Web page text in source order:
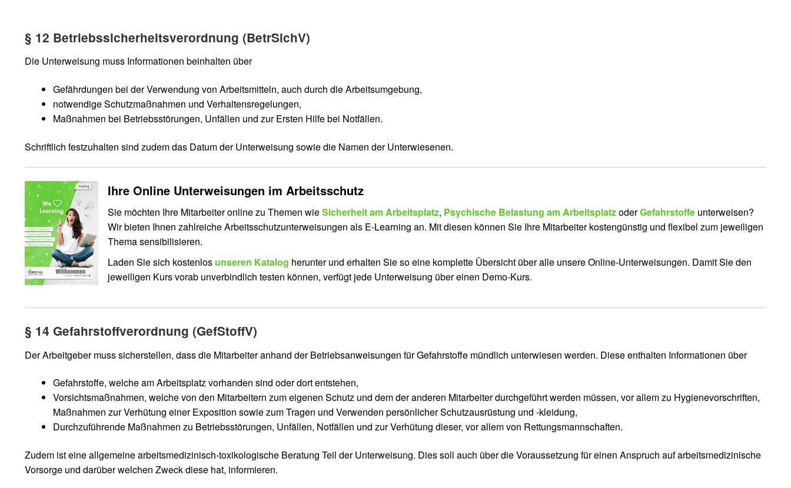
§ 12 Betriebssicherheitsverordnung (BetrSichV)
Die Unterweisung muss Informationen beinhalten über
Gefährdungen bei der Verwendung von Arbeitsmitteln, auch durch die Arbeitsumgebung,
notwendige Schutzmaßnahmen und Verhaltensregelungen,
Maßnahmen bei Betriebsstörungen, Unfällen und zur Ersten Hilfe bei Notfällen.
Schriftlich festzuhalten sind zudem das Datum der Unterweisung sowie die Namen der Unterwiesenen.
Ihre Online Unterweisungen im Arbeitsschutz
Sie möchten Ihre Mitarbeiter online zu Themen wieSicherheit am Arbeitsplatz, Psychische Belastung am ArbeitsplatzoderGefahrstoffeunterweisen?
Wir bieten Ihnen zahlreiche Arbeitsschutzunterweisungen als E-Learning an. Mit diesen können Sie Ihre Mitarbeiter kostengünstig und flexibel zum jeweiligen
Thema sensibilisieren.
Laden Sie sich kostenlos unseren Katalog herunter und erhalten Sie so eine komplette Übersicht über alle unsere Online-Unterweisungen. Damit Sie den
jeweiligen Kurs vorab unverbindlich testen können, verfügt jede Unterweisung über einen Demo-Kurs.
§ 14 Gefahrstoffverordnung (GefStoffV)
Der Arbeitgeber muss sicherstellen, dass die Mitarbeiter anhand der Betriebsanweisungen für Gefahrstoffe mündlich unterwiesen werden. Diese enthalten Informationen über
Gefahrstoffe, welche am Arbeitsplatz vorhanden sind oder dort entstehen,
Vorsichtsmaßnahmen, welche von den Mitarbeitern zum eigenen Schutz und dem der anderen Mitarbeiter durchgeführt werden müssen, vor allem zu Hygienevorschriften,
Maßnahmen zur Verhütung einer Exposition sowie zum Tragen und Verwenden persönlicher Schutzausrüstung und -kleidung,
Durchzuführende Maßnahmen zu Betriebsstörungen, Unfällen, Notfällen und zur Verhütung dieser, vor allem von Rettungsmannschaften.
Zudem ist eine allgemeine arbeitsmedizinisch-toxikologische Beratung Teil der Unterweisung. Dies soll auch über die Voraussetzung für einen Anspruch auf arbeitsmedizinische
Vorsorge und darüber welchen Zweck diese hat, informieren.